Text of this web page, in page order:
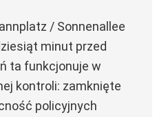
/ Sonnenallee
minut przed
ta funkcjonuje w
kontroli: zamknięte
policyjnych